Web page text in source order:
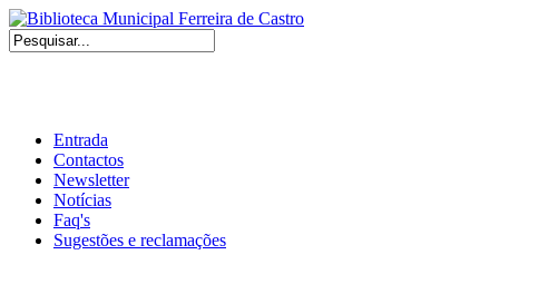
Entrada
Contactos
Newsletter
Notícias
Faq's
Sugestões e reclamações